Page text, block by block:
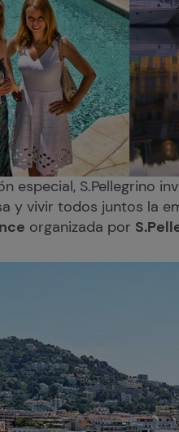
especial, S.Pellegrino
y vivir todos juntos la
organizada por